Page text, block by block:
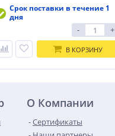
Срок поставки в течение 1
дня
- +
В КОРЗИНУ
О Компании
Сертификаты